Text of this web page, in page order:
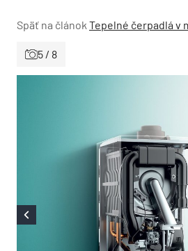
Späť na článok Tepelné čerpadlá v
5 / 8